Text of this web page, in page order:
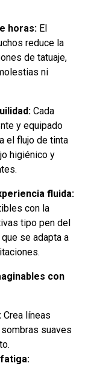
horas: El
reduce la
de tatuaje,
ni
Cada
y equipado
el flujo de tinta
higiénico y
fluida:
con la
tipo pen del
se adapta a
con
Crea líneas
suaves